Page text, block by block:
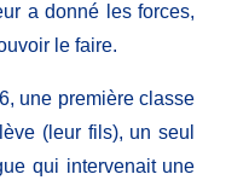
a donné les forces,
le faire.
une première classe
(leur fils), un seul
qui intervenait une